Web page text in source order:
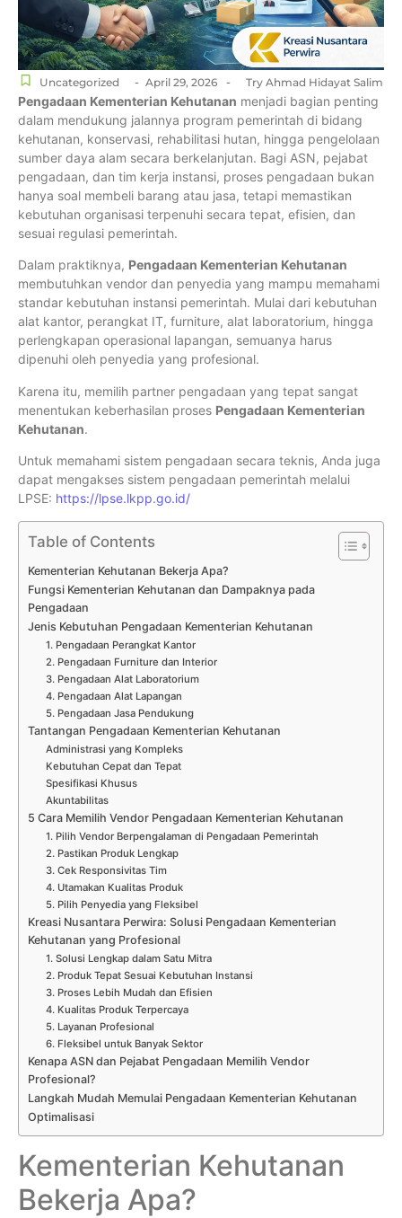
Uncategorized - April 29, 2026 - Try Ahmad Hidayat Salim
Pengadaan Kementerian Kehutanan menjadi bagian penting
dalam mendukung jalannya program pemerintah di bidang
kehutanan, konservasi, rehabilitasi hutan, hingga pengelolaan
sumber daya alam secara berkelanjutan. Bagi ASN, pejabat
pengadaan, dan tim kerja instansi, proses pengadaan bukan
hanya soal membeli barang atau jasa, tetapi memastikan
kebutuhan organisasi terpenuhi secara tepat, efisien, dan
sesuai regulasi pemerintah.
Dalam praktiknya, Pengadaan Kementerian Kehutanan
membutuhkan vendor dan penyedia yang mampu memahami
standar kebutuhan instansi pemerintah. Mulai dari kebutuhan
alat kantor, perangkat IT, furniture, alat laboratorium, hingga
perlengkapan operasional lapangan, semuanya harus
dipenuhi oleh penyedia yang profesional.
Karena itu, memilih partner pengadaan yang tepat sangat
menentukan keberhasilan proses Pengadaan Kementerian
Kehutanan.
Untuk memahami sistem pengadaan secara teknis, Anda juga
dapat mengakses sistem pengadaan pemerintah melalui
LPSE: https://lpse.lkpp.go.id/
Table of Contents
Kementerian Kehutanan Bekerja Apa?
Fungsi Kementerian Kehutanan dan Dampaknya pada
Pengadaan
Jenis Kebutuhan Pengadaan Kementerian Kehutanan
1. Pengadaan Perangkat Kantor
2. Pengadaan Furniture dan Interior
3. Pengadaan Alat Laboratorium
4. Pengadaan Alat Lapangan
5. Pengadaan Jasa Pendukung
Tantangan Pengadaan Kementerian Kehutanan
Administrasi yang Kompleks
Kebutuhan Cepat dan Tepat
Spesifikasi Khusus
Akuntabilitas
5 Cara Memilih Vendor Pengadaan Kementerian Kehutanan
1. Pilih Vendor Berpengalaman di Pengadaan Pemerintah
2. Pastikan Produk Lengkap
3. Cek Responsivitas Tim
4. Utamakan Kualitas Produk
5. Pilih Penyedia yang Fleksibel
Kreasi Nusantara Perwira: Solusi Pengadaan Kementerian
Kehutanan yang Profesional
1. Solusi Lengkap dalam Satu Mitra
2. Produk Tepat Sesuai Kebutuhan Instansi
3. Proses Lebih Mudah dan Efisien
4. Kualitas Produk Terpercaya
5. Layanan Profesional
6. Fleksibel untuk Banyak Sektor
Kenapa ASN dan Pejabat Pengadaan Memilih Vendor
Profesional?
Langkah Mudah Memulai Pengadaan Kementerian Kehutanan
Optimalisasi
Kementerian Kehutanan
Bekerja Apa?